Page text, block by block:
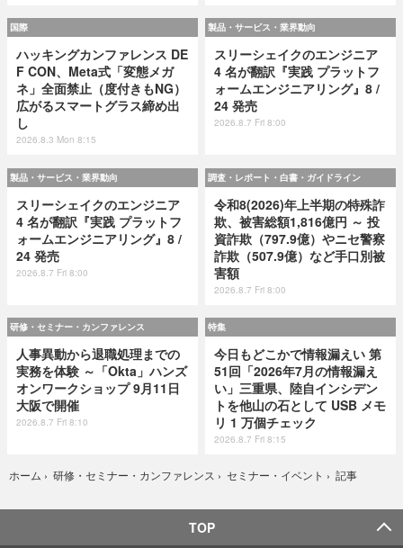
国際
ハッキングカンファレンス DE
F CON、Meta式「変態メガ
ネ」全面禁止（度付きもNG）
広がるスマートグラス締め出
し
2026.8.3 Mon 8:15
製品・サービス・業界動向
スリーシェイクのエンジニア
4 名が翻訳『実践 プラットフ
ォームエンジニアリング』8 /
24 発売
2026.8.7 Fri 8:00
製品・サービス・業界動向
スリーシェイクのエンジニア
4 名が翻訳『実践 プラットフ
ォームエンジニアリング』8 /
24 発売
2026.8.7 Fri 8:00
調査・レポート・白書・ガイドライン
令和8(2026)年上半期の特殊詐
欺、被害総額1,816億円 ～ 投
資詐欺（797.9億）やニセ警察
詐欺（507.9億）など手口別被
害額
2026.8.7 Fri 8:00
研修・セミナー・カンファレンス
人事異動から退職処理までの
実務を体験 ～「Okta」ハンズ
オンワークショップ 9月11日
大阪で開催
2026.8.7 Fri 8:10
特集
今日もどこかで情報漏えい 第
51回「2026年7月の情報漏え
い」三重県、陸自インシデン
トを他山の石として USB メモ
リ 1 万個チェック
2026.8.7 Fri 8:15
ホーム › 研修・セミナー・カンファレンス › セミナー・イベント › 記事
TOP